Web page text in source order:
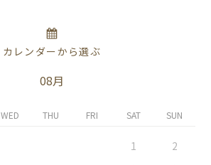
カレンダーから選ぶ
08月
WED THU FRI SAT SUN
1 2